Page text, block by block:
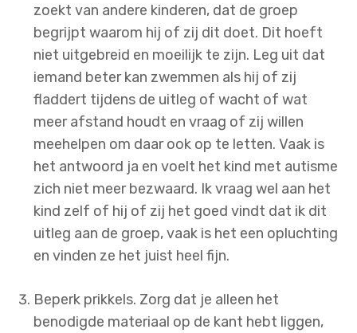
zoekt van andere kinderen, dat de groep
begrijpt waarom hij of zij dit doet. Dit hoeft
niet uitgebreid en moeilijk te zijn. Leg uit dat
iemand beter kan zwemmen als hij of zij
fladdert tijdens de uitleg of wacht of wat
meer afstand houdt en vraag of zij willen
meehelpen om daar ook op te letten. Vaak is
het antwoord ja en voelt het kind met autisme
zich niet meer bezwaard. Ik vraag wel aan het
kind zelf of hij of zij het goed vindt dat ik dit
uitleg aan de groep, vaak is het een opluchting
en vinden ze het juist heel fijn.
Beperk prikkels. Zorg dat je alleen het
benodigde materiaal op de kant hebt liggen,